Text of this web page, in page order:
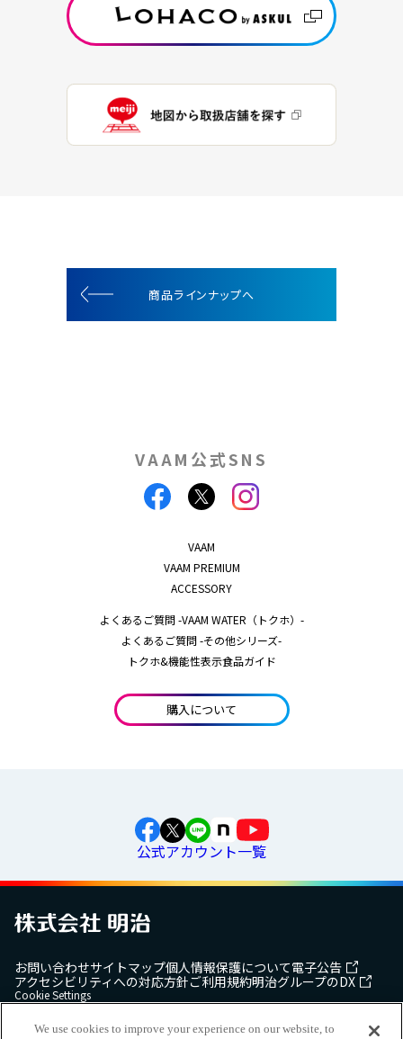
商品ラインナップへ
VAAM公式SNS
VAAM
VAAM PREMIUM
ACCESSORY
よくあるご質問 -VAAM WATER（トクホ）-
よくあるご質問 -その他シリーズ-
トクホ&機能性表示食品ガイド
購入について
公式アカウント一覧
お問い合わせサイトマップ個人情報保護について電子公告
アクセシビリティへの対応方針ご利用規約明治グループのDX
Cookie Settings
We use cookies to improve your experience on our website, to